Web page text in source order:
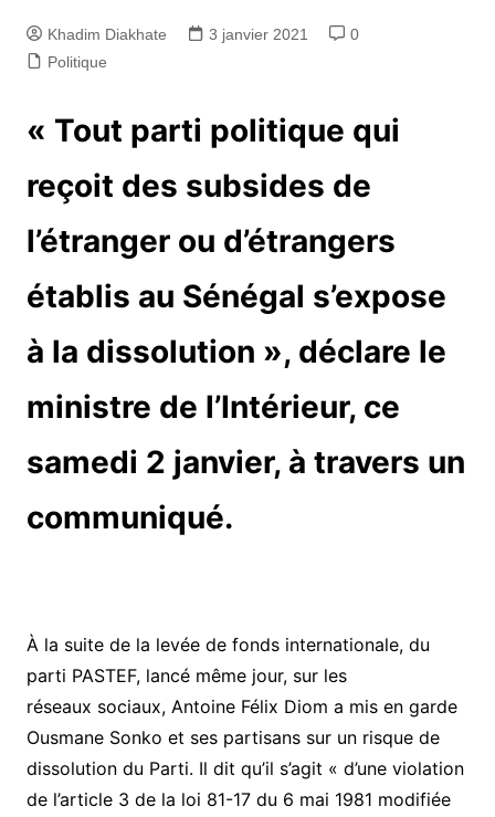
Khadim Diakhate 3 janvier 2021
0
Politique
« Tout parti politique qui
reçoit des subsides de
l’étranger ou d’étrangers
établis au Sénégal s’expose
à la dissolution », déclare le
ministre de l’Intérieur, ce
samedi 2 janvier, à travers un
communiqué.
À la suite de la levée de fonds internationale, du
parti PASTEF, lancé même jour, sur les
réseaux sociaux, Antoine Félix Diom a mis en garde
Ousmane Sonko et ses partisans sur un risque de
dissolution du Parti. Il dit qu’il s’agit « d’une violation
de l’article 3 de la loi 81-17 du 6 mai 1981 modifiée